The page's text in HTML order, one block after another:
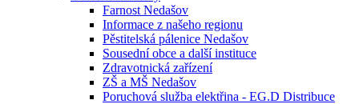
Farnost Nedašov
Informace z našeho regionu
Pěstitelská pálenice Nedašov
Sousední obce a další instituce
Zdravotnická zařízení
ZŠ a MŠ Nedašov
Poruchová služba elektřina - EG.D Distribuce